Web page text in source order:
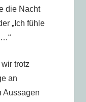
die Nacht
„Ich fühle
trotz
an
Aussagen